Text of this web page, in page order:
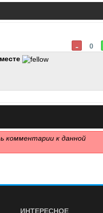
- 0
комментарии к данной
ИНТЕРЕСНОЕ